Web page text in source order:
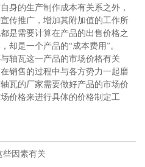
的生产制作成本有关系之外，
传推广，增加其附加值的工作所
是需要计算在产品的出售价格之
却是一个产品的“成本费用”。
瓦这一产品的市场价格有关
销售的过程中与各方势力一起磨
瓦的厂家需要做好产品的市场价
价格来进行具体的价格制定工
些因素有关